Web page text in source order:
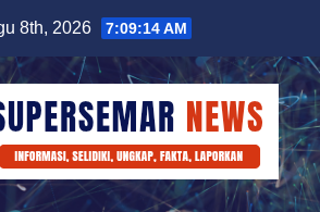
8th, 2026 7:09:15 AM